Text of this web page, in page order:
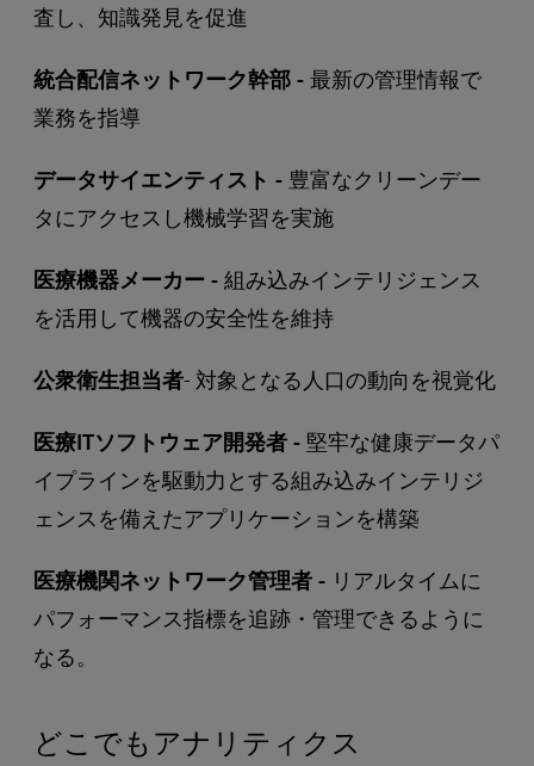
査し、知識発見を促進
統合配信ネットワーク幹部 - 最新の管理情報で
業務を指導
データサイエンティスト - 豊富なクリーンデー
タにアクセスし機械学習を実施
医療機器メーカー - 組み込みインテリジェンス
を活用して機器の安全性を維持
公衆衛生担当者- 対象となる人口の動向を視覚化
医療ITソフトウェア開発者 - 堅牢な健康データパ
イプラインを駆動力とする組み込みインテリジ
ェンスを備えたアプリケーションを構築
医療機関ネットワーク管理者 - リアルタイムに
パフォーマンス指標を追跡・管理できるように
なる。
どこでもアナリティクス